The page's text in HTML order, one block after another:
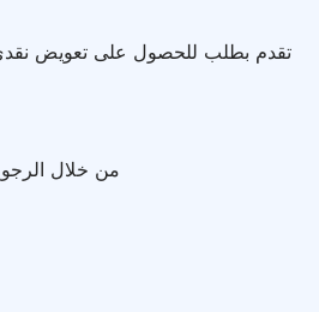
تقدم بطلب للحصول على تعويض نقدي
من خلال